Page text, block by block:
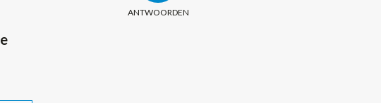
ANTWOORDEN